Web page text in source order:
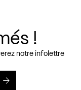
!
notre infolettre